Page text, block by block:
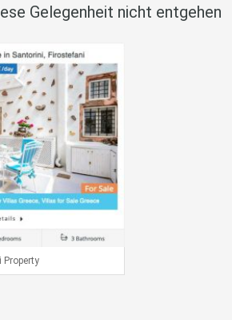
Gelegenheit nicht entgehen
Property